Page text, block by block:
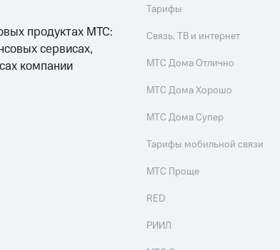
продуктах МТС:
сервисах,
компании
Тарифы
Связь, ТВ и интернет
МТС Дома Отлично
МТС Дома Хорошо
МТС Дома Супер
Тарифы мобильной связи
МТС Проще
RED
РИИЛ